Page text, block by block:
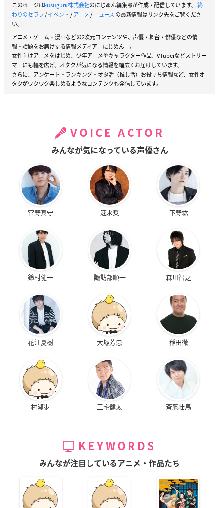
このページはkusuguru株式会社のにじめん編集部が作成・配信しています。 終
わりのセラフ/イベント /アニメ/ニュース の最新情報はリンク先をご覧くださ
い。
アニメ・ゲーム・漫画などの2次元コンテンツや、声優・舞台・俳優などの情
報・話題をお届けする情報メディア「にじめん」。
女性向けアニメをはじめ、少年アニメやキャラクター作品、VTuberなどストリー
マーにも幅を広げ、オタクが気になる情報を幅広くお届けしています。
さらに、アンケート・ランキング・オタ活（推し活）お役立ち情報など、女性オ
タクがワクワク楽しめるようなコンテンツも発信しています。
VOICE ACTOR
みんなが気になっている声優さん
宮野真守 速水奨 下野紘
鈴村健一 諏訪部順一 森川智之
花江夏樹 大塚芳忠 稲田徹
村瀬歩 三宅健太 斉藤壮馬
KEYWORDS
みんなが注目しているアニメ・作品たち